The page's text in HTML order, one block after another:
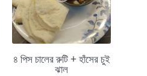
৪ পিস চালের রুটি + হাঁসের চুই
ঝাল